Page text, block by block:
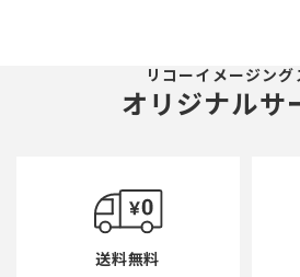
リコーイメージング
オリジナルサ
送料無料